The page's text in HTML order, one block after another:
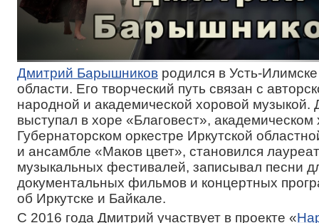
Дмитрий Барышников родился в Усть-
области. Его творческий путь связан с
народной и академической хоровой музыкой.
выступал в хоре «Благовест», академическом
Губернаторском оркестре Иркутской
и ансамбле «Маков цвет», становился
музыкальных фестивалей, записывал песни
документальных фильмов и концертных
об Иркутске и Байкале.
С 2016 года Дмитрий участвует в проекте «